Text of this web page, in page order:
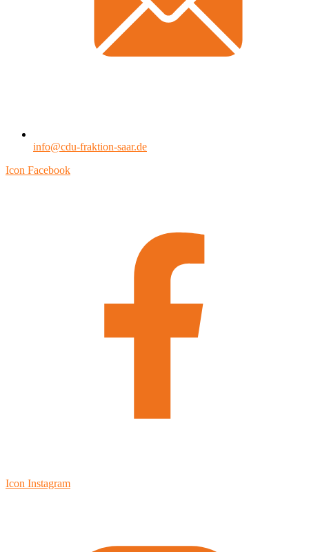
info@cdu-fraktion-saar.de
Icon Facebook
Icon Instagram